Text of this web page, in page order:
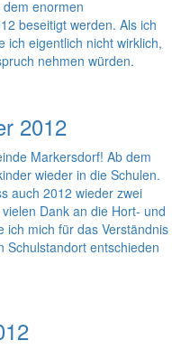
enormen
beseitigt werden. Als ich
ich eigentlich nicht wirklich,
nehmen würden.
2012
Markersdorf! Ab dem
wieder in die Schulen.
auch 2012 wieder zwei
Dank an die Hort- und
ich mich für das Verständnis
Schulstandort entschieden